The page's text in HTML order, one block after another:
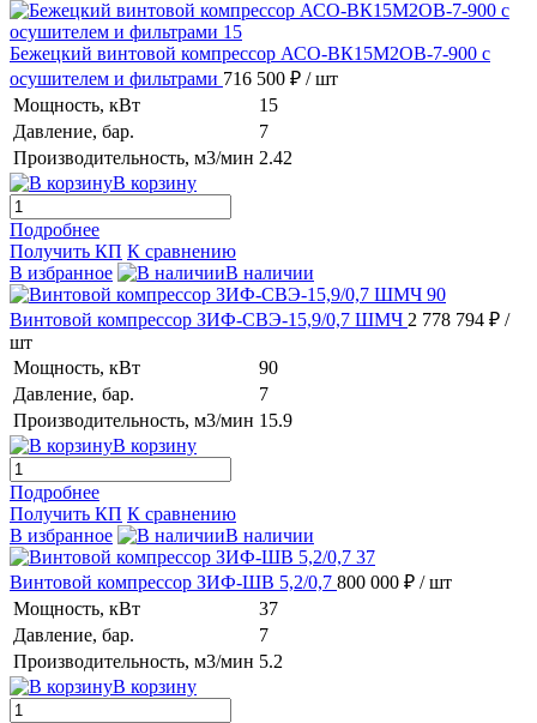
Бежецкий винтовой компрессор АСО-ВК15М2ОВ-7-900 с
осушителем и фильтрами 716 500 ₽ / шт
Мощность, кВт
15
Давление, бар.
7
Производительность, м3/мин 2.42
В корзину
Подробнее
Получить КП К сравнению
В избранное
В наличии
Винтовой компрессор ЗИФ-СВЭ-15,9/0,7 ШМЧ 2 778 794 ₽ /
шт
Мощность, кВт
90
Давление, бар.
7
Производительность, м3/мин 15.9
В корзину
Подробнее
Получить КП К сравнению
В избранное
В наличии
Винтовой компрессор ЗИФ-ШВ 5,2/0,7 800 000 ₽ / шт
Мощность, кВт
37
Давление, бар.
7
Производительность, м3/мин 5.2
В корзину